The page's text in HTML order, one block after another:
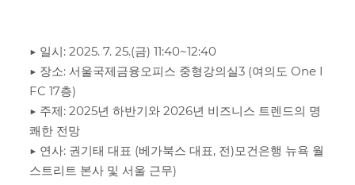
▶ 일시: 2025. 7. 25.(금) 11:40~12:40
▶ 장소: 서울국제금융오피스 중형강의실3 (여의도 One I
FC 17층)
▶ 주제: 2025년 하반기와 2026년 비즈니스 트렌드의 명
쾌한 전망
▶ 연사: 권기태 대표 (베가북스 대표, 전)모건은행 뉴욕 월
스트리트 본사 및 서울 근무)